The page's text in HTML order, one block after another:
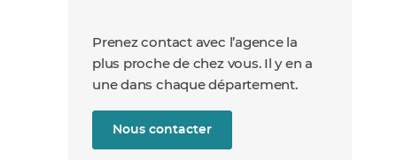
Prenez contact avec l’agence la
plus proche de chez vous. Il y en a
une dans chaque département.
Nous contacter